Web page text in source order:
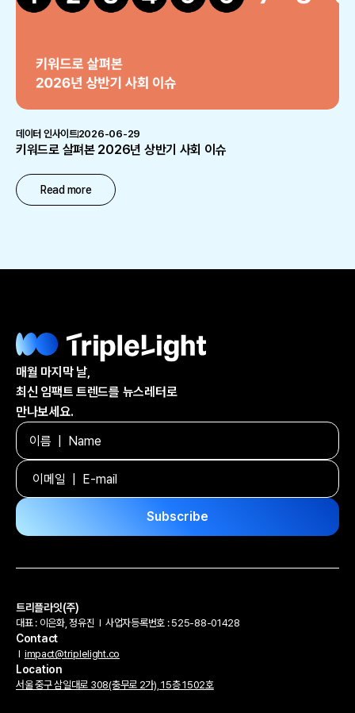
데이터 인사이트2026-06-29
키워드로 살펴본 2026년 상반기 사회 이슈
Read more
매월 마지막 날,
최신 임팩트 트렌드를 뉴스레터로
만나보세요.
트리플라잇(주)
대표 : 이은화, 정유진 l 사업자등록번호 : 525-88-01428
Contact
l impact@triplelight.co
Location
서울 중구 삼일대로 308(충무로 2가), 15층 1502호